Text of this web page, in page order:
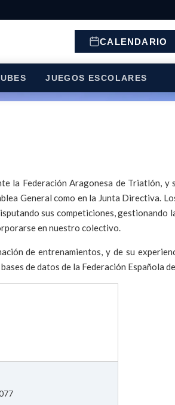
CALENDARIO
JUEGOS ESCOLARES
la Federación Aragonesa de Triatlón, y
General como en la Junta Directiva.
sus competiciones, gestionando
en nuestro colectivo.
de entrenamientos, y de su
de datos de la Federación Española